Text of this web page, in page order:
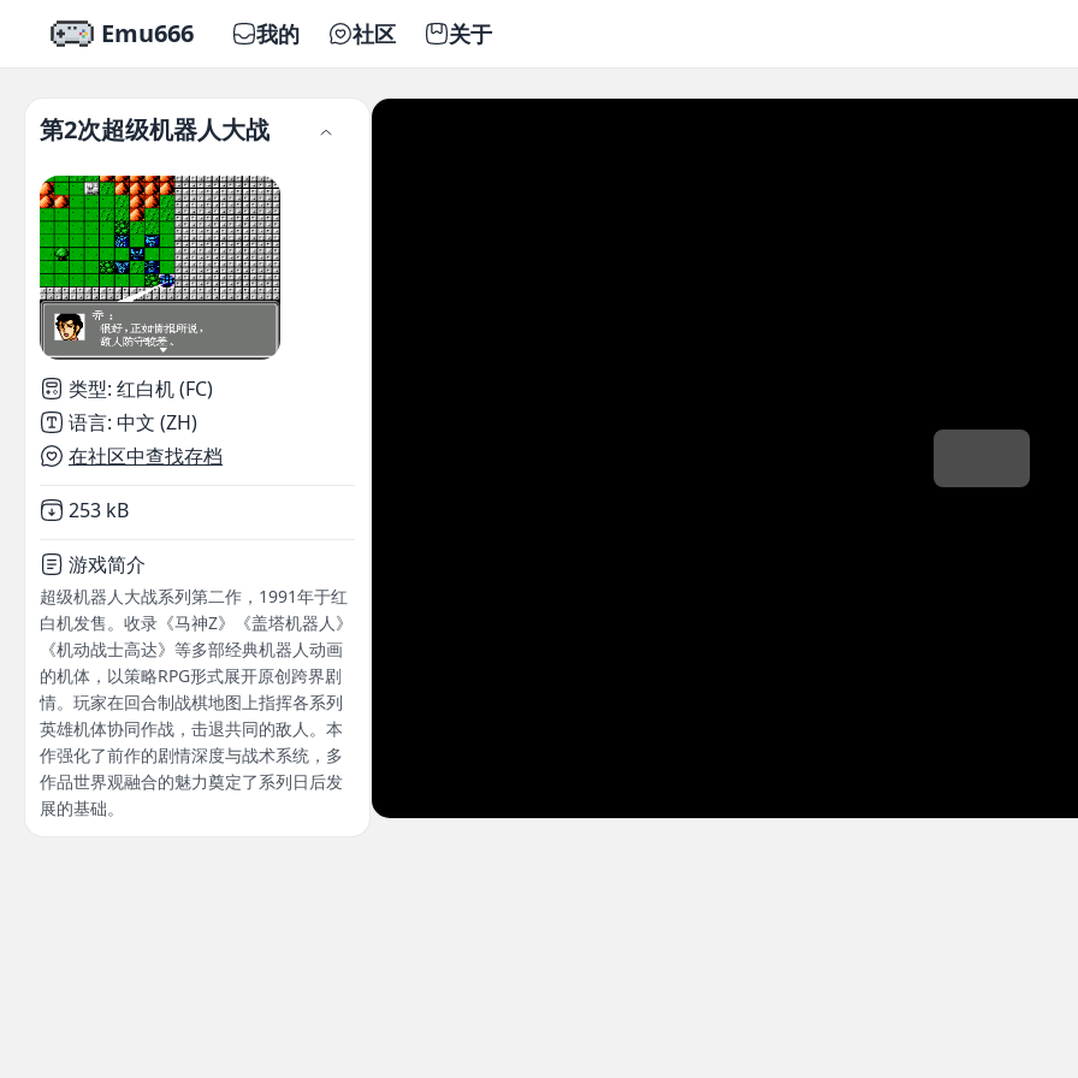
Emu666 我的 社区 关于
第2次超级机器人大战
类型: 红白机 (FC)
语言: 中文 (ZH)
在社区中查找存档
Not downloaded
253 kB
游戏简介
超级机器人大战系列第二作，1991年于红
白机发售。收录《马神Z》《盖塔机器人》
《机动战士高达》等多部经典机器人动画
的机体，以策略RPG形式展开原创跨界剧
情。玩家在回合制战棋地图上指挥各系列
英雄机体协同作战，击退共同的敌人。本
作强化了前作的剧情深度与战术系统，多
作品世界观融合的魅力奠定了系列日后发
展的基础。